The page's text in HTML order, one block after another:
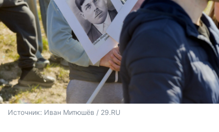
Источник: Иван Митюшёв / 29.RU